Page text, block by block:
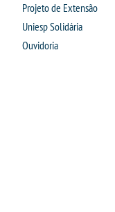
Projeto de Extensão
Uniesp Solidária
Ouvidoria